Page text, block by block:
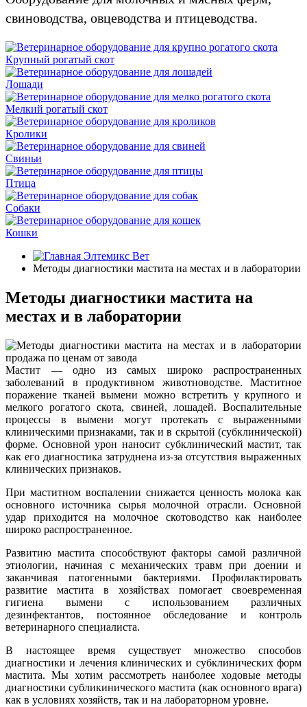
свиноводства, овцеводства и птицеводства.
Крупный рогатый скот
Лошади
Мелкий рогатый скот
Кролики
Свиньи
Птица
Собаки
Кошки
Элтемикс Вет
Методы диагностики мастита на местах и в лаборатории
Методы диагностики мастита на
местах и в лаборатории
Мастит — одно из самых широко распространенных
заболеваний в продуктивном животноводстве. Маститное
поражение тканей вымени можно встретить у крупного и
мелкого рогатого скота, свиней, лошадей. Воспалительные
процессы в вымени могут протекать с выраженными
клиническими признаками, так и в скрытой (субклинической)
форме. Основной урон наносит субклинический мастит, так
как его диагностика затруднена из-за отсутствия выраженных
клинических признаков.
При маститном воспалении снижается ценность молока как
основного источника сырья молочной отрасли. Основной
удар приходится на молочное скотоводство как наиболее
широко распространенное.
Развитию мастита способствуют факторы самой различной
этиологии, начиная с механических травм при доении и
заканчивая патогенными бактериями. Профилактировать
развитие мастита в хозяйствах помогает своевременная
гигиена вымени с использованием различных
дезинфектантов, постоянное обследование и контроль
ветеринарного специалиста.
В настоящее время существует множество способов
диагностики и лечения клинических и субклинических форм
мастита. Мы хотим рассмотреть наиболее ходовые методы
диагностики субликинического мастита (как основного врага)
как в условиях хозяйств, так и на лабораторном уровне.